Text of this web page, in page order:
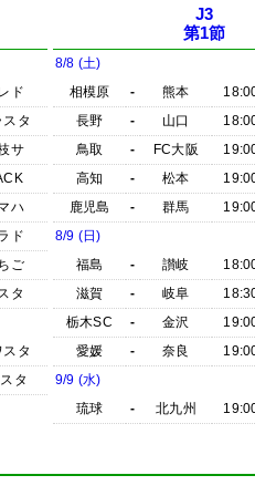
ド
スタ
サ
ハ
ド
ご
タ
スタ
タ
J3
第1節
8/8 (土)
相模原
- 熊本
長野
- 山口
鳥取
- FC大阪
高知
- 松本
鹿児島
- 群馬
8/9 (日)
福島
- 讃岐
滋賀
- 岐阜
栃木SC
- 金沢
愛媛
- 奈良
9/9 (水)
琉球
- 北九州